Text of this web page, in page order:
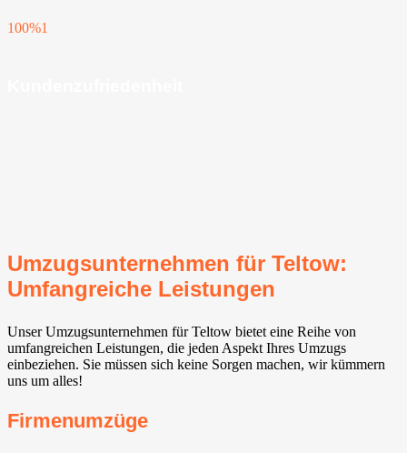
100%1
Umzugsunternehmen für Teltow:
Umfangreiche Leistungen
Unser Umzugsunternehmen für Teltow bietet eine Reihe von
umfangreichen Leistungen, die jeden Aspekt Ihres Umzugs
einbeziehen. Sie müssen sich keine Sorgen machen, wir kümmern
uns um alles!
Firmenumzüge